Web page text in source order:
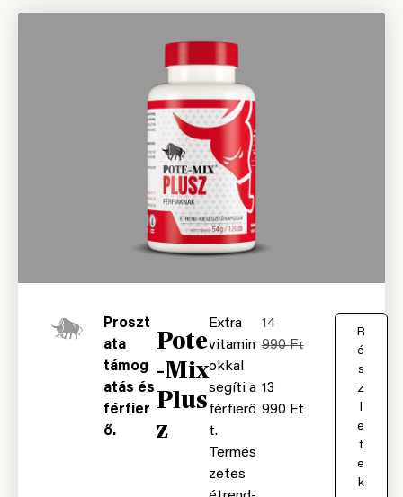
Proszt
ata
támog
atás és
férfier
ő.
Pote
-Mix
Plus
z
Extra
vitamin
okkal
segíti a
férfierő
t.
Termés
zetes
14
990Ft
13
990 Ft
R
é
s
z
e
t
e
k